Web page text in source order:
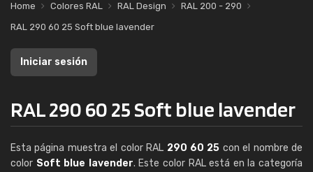
Home Colores RAL RAL Design
RAL 200 - 290
RAL 290 60 25 Soft blue lavender
Iniciar sesión
RAL 290 60 25 Soft blue lavender
Esta página muestra el color RAL 290 60 25 con el nombre de
color Soft blue lavender. Este color RAL está en la categoría